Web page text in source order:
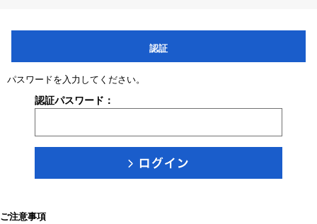
認証
パスワードを入力してください。
認証パスワード：
ご注意事項